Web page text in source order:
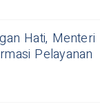
Hati, Menteri
Pelayanan